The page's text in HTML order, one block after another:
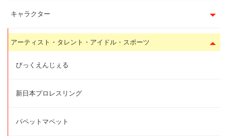
キャラクター
アーティスト・タレント・アイドル・スポーツ
びっくえんじぇる
新日本プロレスリング
パペットマペット